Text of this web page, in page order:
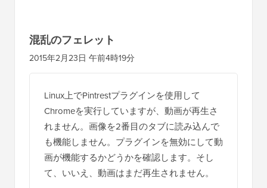
混乱のフェレット
2015年2月23日 午前4時19分
Linux上でPintrestプラグインを使用して
Chromeを実行していますが、動画が再生さ
れません。画像を2番目のタブに読み込んで
も機能しません。プラグインを無効にして動
画が機能するかどうかを確認します。そし
て、いいえ、動画はまだ再生されません。